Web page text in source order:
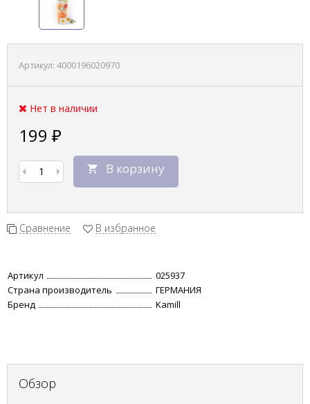
Артикул: 4000196020970
Нет в наличии
199 ₽
В корзину
Сравнение В избранное
Артикул
025937
Страна производитель
ГЕРМАНИЯ
Бренд
Kamill
Обзор